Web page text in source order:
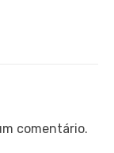
comentário.